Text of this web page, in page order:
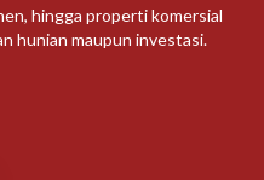
hingga properti komersial
hunian maupun investasi.